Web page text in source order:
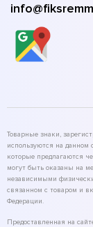
Товарные знаки,
используются на данном
которые предлагаются
могут быть оказаны на
независимыми
связанном с товаром и
Федерации.
Предоставленная на